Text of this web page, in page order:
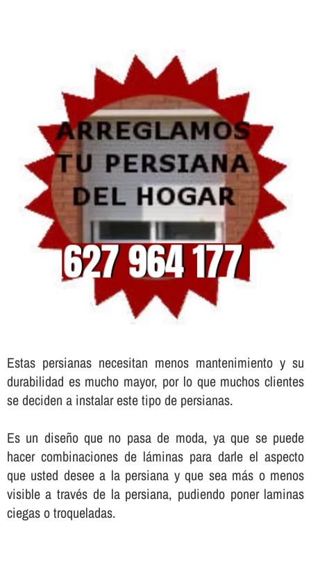
Estas persianas necesitan menos mantenimiento y su
durabilidad es mucho mayor, por lo que muchos clientes
se deciden a instalar este tipo de persianas.
Es un diseño que no pasa de moda, ya que se puede
hacer combinaciones de láminas para darle el aspecto
que usted desee a la persiana y que sea más o menos
visible a través de la persiana, pudiendo poner laminas
ciegas o troqueladas.